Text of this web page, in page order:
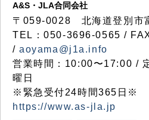
A&S・JLA合同会社
〒 059-0028 北海道登別市
TEL：050-3696-0565 /
/aoyama@j1a.info
営業時間：10:00〜17:00 /
曜日
※緊急受付24時間365日※
https://www.as-jla.jp